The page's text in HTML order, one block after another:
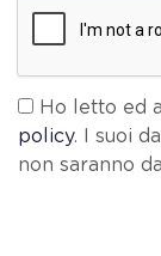
Ho letto ed
policy. I suoi
non saranno